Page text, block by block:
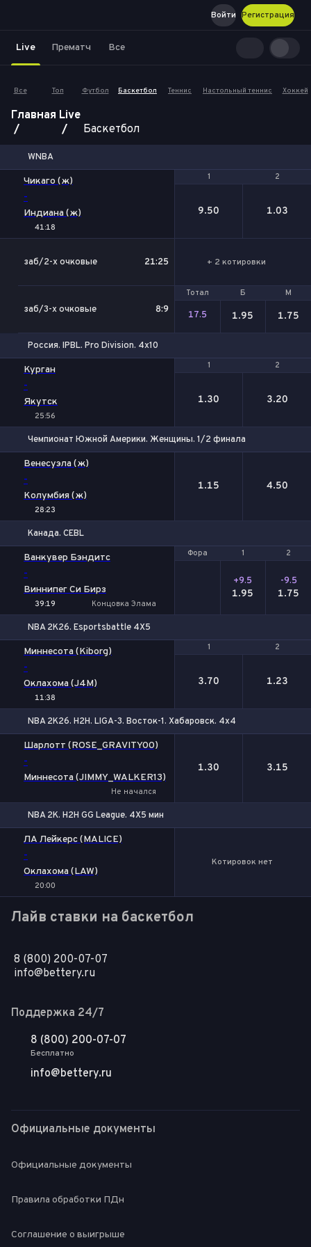
Регистрация
Войти
Live Прематч Все
Все Топ Футбол Баскетбол Теннис Настольный теннис Хоккей
Главная Live
Баскетбол
WNBA
1 2
Чикаго (ж)
-
Индиана (ж)
41:18
1 2
9.50 1.03
заб/2-х очковые 21:25 + 2 котировки
Тотал Б М
заб/3-х очковые 8:9
Тотал Б М
17.5 1.95 1.75
Россия. IPBL. Pro Division. 4х10
1 2
Курган
-
Якутск
25:56
1 2
1.30 3.20
Чемпионат Южной Америки. Женщины. 1/2 финала
Венесуэла (ж)
-
Колумбия (ж)
28:23
1.15 4.50
Канада. CEBL
Фора 1 2
Ванкувер Бэндитс
-
Виннипег Си Бирз
39:19 Концовка Элама
Фора 1 2
+9.5
1.95
-9.5
1.75
NBA 2K26. Esportsbattle 4Х5
1 2
Миннесота (Kiborg)
-
Оклахома (J4M)
11:38
1 2
3.70 1.23
NBA 2K26. H2H. LIGA-3. Восток-1. Хабаровск. 4х4
Шарлотт (ROSE_GRAVITY00)
-
Миннесота (JIMMY_WALKER13)
Не начался
1.30 3.15
NBA 2K. H2H GG League. 4X5 мин
ЛА Лейкерс (MALICE)
-
Оклахома (LAW)
20:00
Котировок нет
Лайв ставки на баскетбол
8 (800) 200-07-07
info@bettery.ru
Поддержка 24/7
8 (800) 200-07-07
Бесплатно
info@bettery.ru
Официальные документы
Официальные документы
Правила обработки ПДн
Соглашение о выигрыше